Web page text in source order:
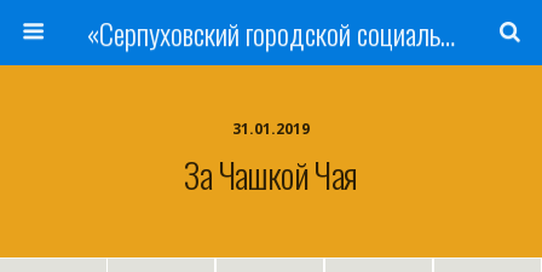
«Серпуховский городской социально-реабилитационный Центр для несовершеннолетних»
31.01.2019
За Чашкой Чая